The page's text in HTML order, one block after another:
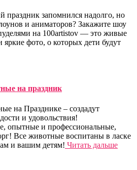
праздник запомнился надолго, но
и аниматоров? Закажите шоу
на 100artistov — это живые
фото, о которых дети будут
на праздник
на Празднике – создадут
и удовольствия!
опытные и профессиональные,
Все животные воспитаны в ласке
и вашим детям! Читать дальше